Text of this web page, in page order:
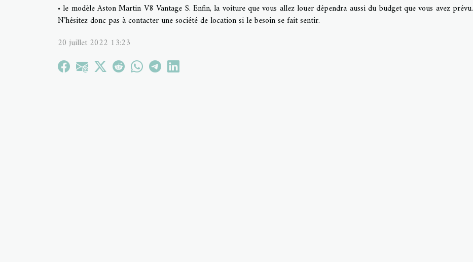
• le modèle Aston Martin V8 Vantage S. Enfin, la voiture que vous allez louer dépendra aussi du budget que vous avez prévu.
N’hésitez donc pas à contacter une société de location si le besoin se fait sentir.
20 juillet 2022 13:23